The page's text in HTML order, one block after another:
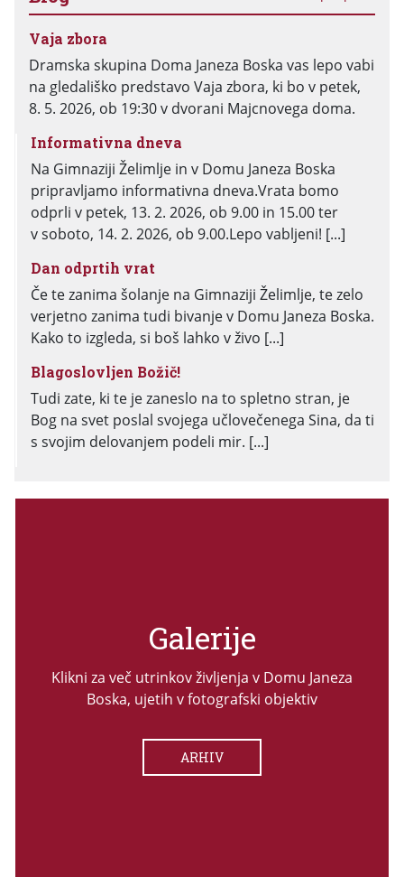
Vaja zbora
Dramska skupina Doma Janeza Boska vas lepo vabi
na gledališko predstavo Vaja zbora, ki bo v petek,
8. 5. 2026, ob 19:30 v dvorani Majcnovega doma.
Informativna dneva
Na Gimnaziji Želimlje in v Domu Janeza Boska
pripravljamo informativna dneva.Vrata bomo
odprli v petek, 13. 2. 2026, ob 9.00 in 15.00 ter
v soboto, 14. 2. 2026, ob 9.00.Lepo vabljeni! [...]
Dan odprtih vrat
Če te zanima šolanje na Gimnaziji Želimlje, te zelo
verjetno zanima tudi bivanje v Domu Janeza Boska.
Kako to izgleda, si boš lahko v živo [...]
Blagoslovljen Božič!
Tudi zate, ki te je zaneslo na to spletno stran, je
Bog na svet poslal svojega učlovečenega Sina, da ti
s svojim delovanjem podeli mir. [...]
Galerije
Klikni za več utrinkov življenja v Domu Janeza
Boska, ujetih v fotografski objektiv
ARHIV